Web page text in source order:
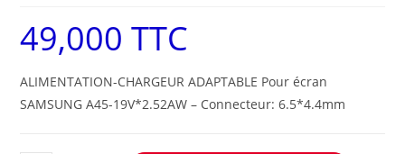
49,000TTC
ALIMENTATION-CHARGEUR ADAPTABLE Pour écran
SAMSUNG A45-19V*2.52AW – Connecteur: 6.5*4.4mm